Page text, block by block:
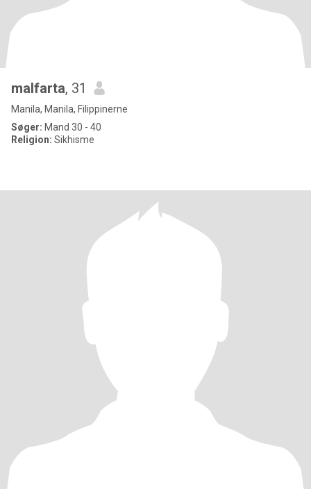
malfarta, 31
Manila, Manila, Filippinerne
Søger: Mand 30 - 40
Religion: Sikhisme